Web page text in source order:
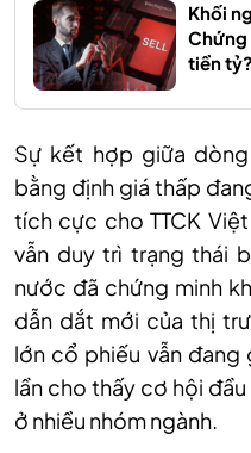
Khối
Chứng
tiền tỷ?
Sự kết hợp giữa
bằng định giá thấp
tích cực cho TTCK
vẫn duy trì trạng thái
nước đã chứng minh
dẫn dắt mới của thị
lớn cổ phiếu vẫn
lần cho thấy cơ hội
ở nhiều nhóm ngành.